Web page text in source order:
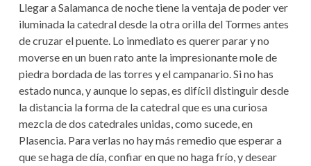
Llegar a Salamanca de noche tiene la ventaja de poder ver
iluminada la catedral desde la otra orilla del Tormes antes
de cruzar el puente. Lo inmediato es querer parar y no
moverse en un buen rato ante la impresionante mole de
piedra bordada de las torres y el campanario. Si no has
estado nunca, y aunque lo sepas, es difícil distinguir desde
la distancia la forma de la catedral que es una curiosa
mezcla de dos catedrales unidas, como sucede, en
Plasencia. Para verlas no hay más remedio que esperar a
que se haga de día, confiar en que no haga frío, y desear